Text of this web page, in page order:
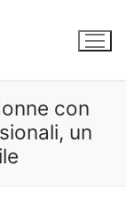
con
un